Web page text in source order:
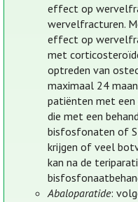
effect op
wervelfracturen.
effect op
met
optreden van
maximaal 24
patiënten met
die met een
bisfosfonaten of
krijgen of veel
kan na de
Abaloparatide: